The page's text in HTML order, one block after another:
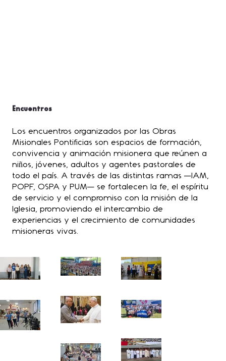
Encuentros
Los encuentros organizados por las Obras
Misionales Pontificias son espacios de formación,
convivencia y animación misionera que reúnen a
niños, jóvenes, adultos y agentes pastorales de
todo el país. A través de las distintas ramas —IAM,
POPF, OSPA y PUM— se fortalecen la fe, el espíritu
de servicio y el compromiso con la misión de la
Iglesia, promoviendo el intercambio de
experiencias y el crecimiento de comunidades
misioneras vivas.